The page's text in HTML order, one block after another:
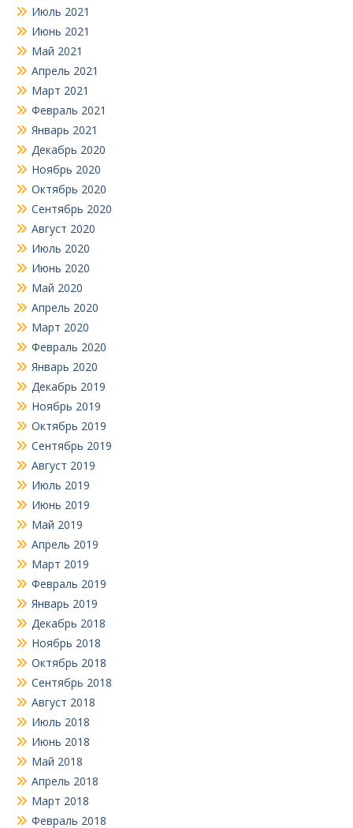
Июль 2021
Июнь 2021
Май 2021
Апрель 2021
Март 2021
Февраль 2021
Январь 2021
Декабрь 2020
Ноябрь 2020
Октябрь 2020
Сентябрь 2020
Август 2020
Июль 2020
Июнь 2020
Май 2020
Апрель 2020
Март 2020
Февраль 2020
Январь 2020
Декабрь 2019
Ноябрь 2019
Октябрь 2019
Сентябрь 2019
Август 2019
Июль 2019
Июнь 2019
Май 2019
Апрель 2019
Март 2019
Февраль 2019
Январь 2019
Декабрь 2018
Ноябрь 2018
Октябрь 2018
Сентябрь 2018
Август 2018
Июль 2018
Июнь 2018
Май 2018
Апрель 2018
Март 2018
Февраль 2018